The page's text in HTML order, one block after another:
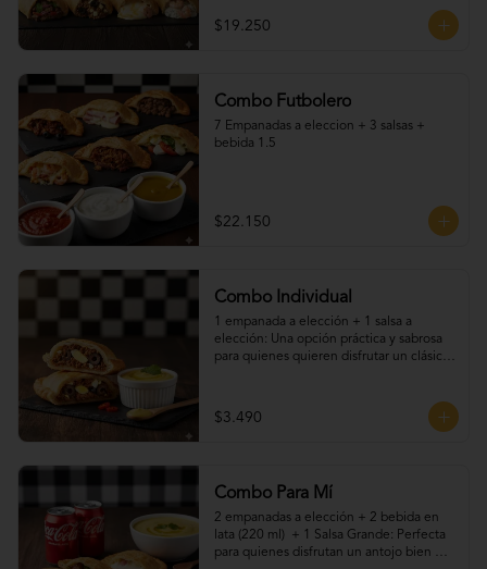
horno—, acompáñalas con una bebida
helada y nuestras irresistibles salsas
$19.250
Combo Futbolero
7 Empanadas a eleccion + 3 salsas +
bebida 1.5
$22.150
Combo Individual
1 empanada a elección + 1 salsa a
elección: Una opción práctica y sabrosa
para quienes quieren disfrutar un clásico
de nuestras salsas caseras. Ideal para una
pausa rápida o un snack lleno de sabor.
$3.490
Combo Para Mí
2 empanadas a elección + 2 bebida en
lata (220 ml)  + 1 Salsa Grande: Perfecta
para quienes disfrutan un antojo bien